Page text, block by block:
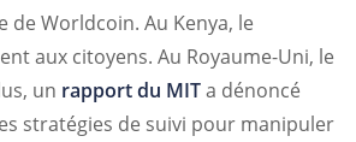
Worldcoin. Au Kenya, le
aux citoyens. Au Royaume-Uni, le
un rapport du MITa dénoncé
stratégies de suivi pour manipuler